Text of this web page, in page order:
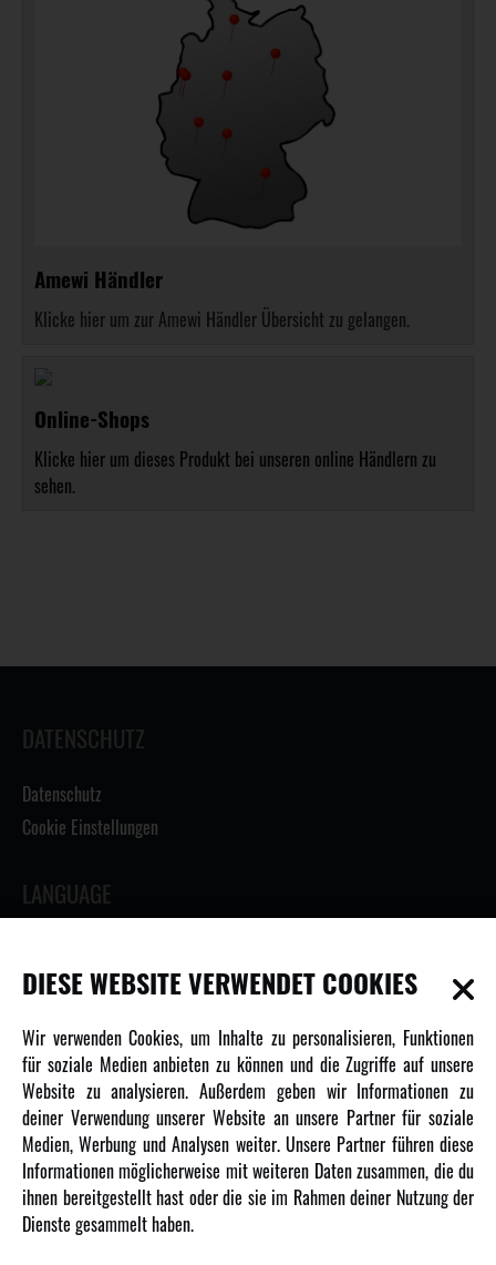
Amewi Händler
Klicke hier um zur Amewi Händler Übersicht zu gelangen.
Online-Shops
Klicke hier um dieses Produkt bei unseren online Händlern zu
sehen.
DATENSCHUTZ
Datenschutz
Cookie Einstellungen
LANGUAGE
INFORMATIONEN
Newsletter
Über uns
Karriere
Amewi Kataloge
DIESE WEBSITE VERWENDET COOKIES
Wir verwenden Cookies, um Inhalte zu personalisieren, Funktionen
für soziale Medien anbieten zu können und die Zugriffe auf unsere
Website zu analysieren. Außerdem geben wir Informationen zu
deiner Verwendung unserer Website an unsere Partner für soziale
Medien, Werbung und Analysen weiter. Unsere Partner führen diese
Informationen möglicherweise mit weiteren Daten zusammen, die du
ihnen bereitgestellt hast oder die sie im Rahmen deiner Nutzung der
Dienste gesammelt haben.